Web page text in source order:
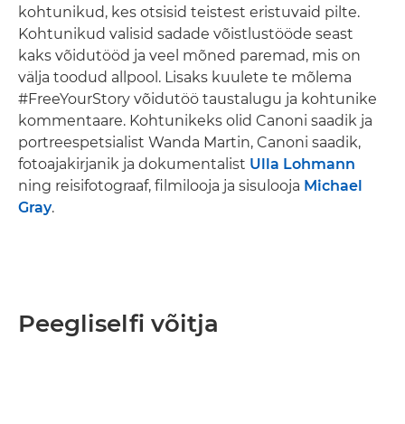
kohtunikud, kes otsisid teistest eristuvaid pilte.
Kohtunikud valisid sadade võistlustööde seast
kaks võidutööd ja veel mõned paremad, mis on
välja toodud allpool. Lisaks kuulete te mõlema
#FreeYourStory võidutöö taustalugu ja kohtunike
kommentaare. Kohtunikeks olid Canoni saadik ja
portreespetsialist Wanda Martin, Canoni saadik,
fotoajakirjanik ja dokumentalist Ulla Lohmann
ning reisifotograaf, filmilooja ja sisulooja Michael
Gray.
Peegliselfi võitja